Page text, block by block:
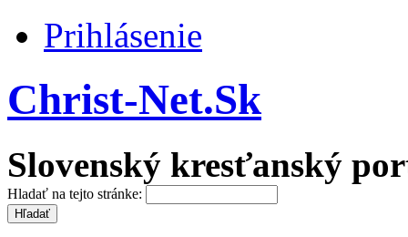
Prihlásenie
Christ-Net.Sk
Slovenský kresťanský
Hladať na tejto stránke: